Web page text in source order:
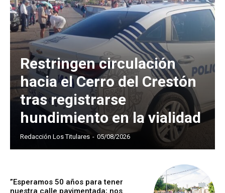
Restringen circulación
hacia el Cerro del Crestón
tras registrarse
hundimiento en la vialidad
Redacción Los Titulares - 05/08/2026
”Esperamos 50 años para tener
nuestra calle pavimentada; nos